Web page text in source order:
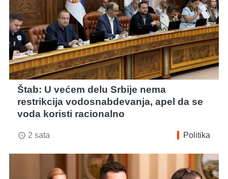
Štab: U većem delu Srbije nema
restrikcija vodosnabdevanja, apel da se
voda koristi racionalno
access_time 2 sata Politika